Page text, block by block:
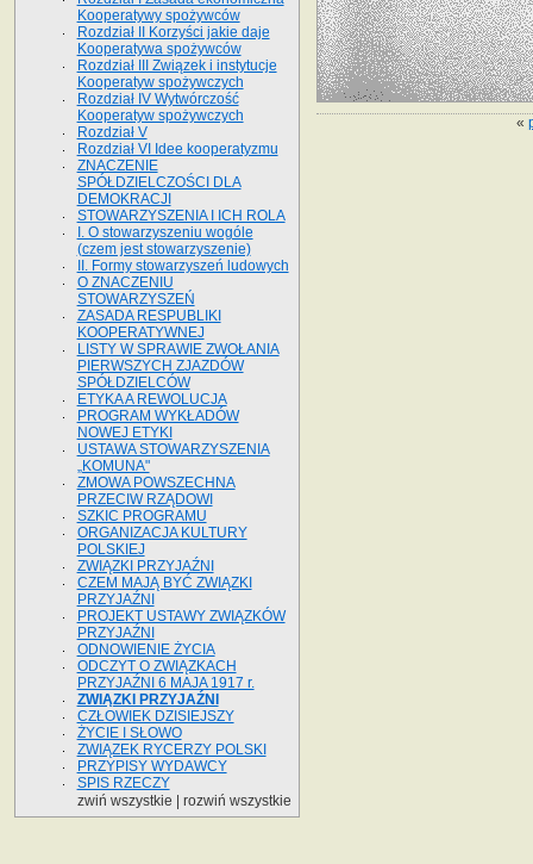
«
Kooperatywy spożywców
Rozdział II Korzyści jakie daje
Kooperatywa spożywców
Rozdział III Związek i instytucje
Kooperatyw spożywczych
Rozdział IV Wytwórczość
Kooperatyw spożywczych
Rozdział V
Rozdział VI Idee kooperatyzmu
ZNACZENIE
SPÓŁDZIELCZOŚCI DLA
DEMOKRACJI
STOWARZYSZENIA I ICH ROLA
I. O stowarzyszeniu wogóle
(czem jest stowarzyszenie)
II. Formy stowarzyszeń ludowych
O ZNACZENIU
STOWARZYSZEŃ
ZASADA RESPUBLIKI
KOOPERATYWNEJ
LISTY W SPRAWIE ZWOŁANIA
PIERWSZYCH ZJAZDÓW
SPÓŁDZIELCÓW
ETYKA A REWOLUCJA
PROGRAM WYKŁADÓW
NOWEJ ETYKI
USTAWA STOWARZYSZENIA
„KOMUNA"
ZMOWA POWSZECHNA
PRZECIW RZĄDOWI
SZKIC PROGRAMU
ORGANIZACJA KULTURY
POLSKIEJ
ZWIĄZKI PRZYJAŹNI
CZEM MAJĄ BYĆ ZWIĄZKI
PRZYJAŹNI
PROJEKT USTAWY ZWIĄZKÓW
PRZYJAŹNI
ODNOWIENIE ŻYCIA
ODCZYT O ZWIĄZKACH
PRZYJAŹNI 6 MAJA 1917 r.
ZWIĄZKI PRZYJAŹNI
CZŁOWIEK DZISIEJSZY
ŻYCIE I SŁOWO
ZWIĄZEK RYCERZY POLSKI
PRZYPISY WYDAWCY
SPIS RZECZY
zwiń wszystkie
rozwiń wszystkie